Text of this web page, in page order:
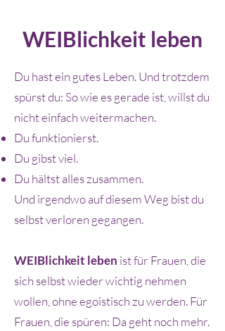
WEIBlichkeit leben
Du hast ein gutes Leben. Und trotzdem
spürst du: So wie es gerade ist, willst du
nicht einfach weitermachen.
Du funktionierst.
Du gibst viel.
Du hältst alles zusammen.
Und irgendwo auf diesem Weg bist du
selbst verloren gegangen.
WEIBlichkeit leben ist für Frauen, die
sich selbst wieder wichtig nehmen
wollen, ohne egoistisch zu werden. Für
Frauen, die spüren: Da geht noch mehr.